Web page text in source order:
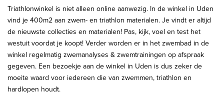
Triathlonwinkel is niet alleen online aanwezig. In de winkel in Uden
vind je 400m2 aan zwem- en triathlon materialen. Je vindt er altijd
de nieuwste collecties en materialen! Pas, kijk, voel en test het
westuit voordat je koopt! Verder worden er in het zwembad in de
winkel regelmatig zwemanalyses & zwemtrainingen op afspraak
gegeven. Een bezoekje aan de winkel in Uden is dus zeker de
moeite waard voor iedereen die van zwemmen, triathlon en
hardlopen houdt.